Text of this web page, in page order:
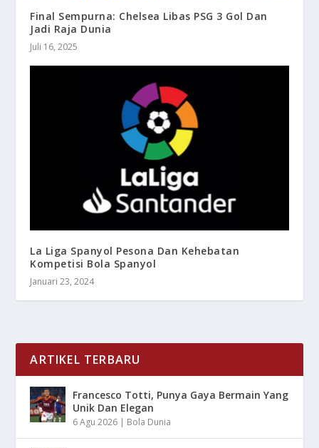
Final Sempurna: Chelsea Libas PSG 3 Gol Dan
Jadi Raja Dunia
Juli 16, 2025
La Liga Spanyol Pesona Dan Kehebatan
Kompetisi Bola Spanyol
Januari 23, 2024
ARTIKEL TERBARU
Francesco Totti, Punya Gaya Bermain Yang
Unik Dan Elegan
6 Agu 2026 | Bola Dunia